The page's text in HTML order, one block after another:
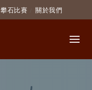
攀石比賽 關於我們